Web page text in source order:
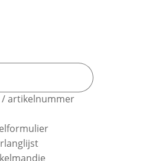
artikelnummer